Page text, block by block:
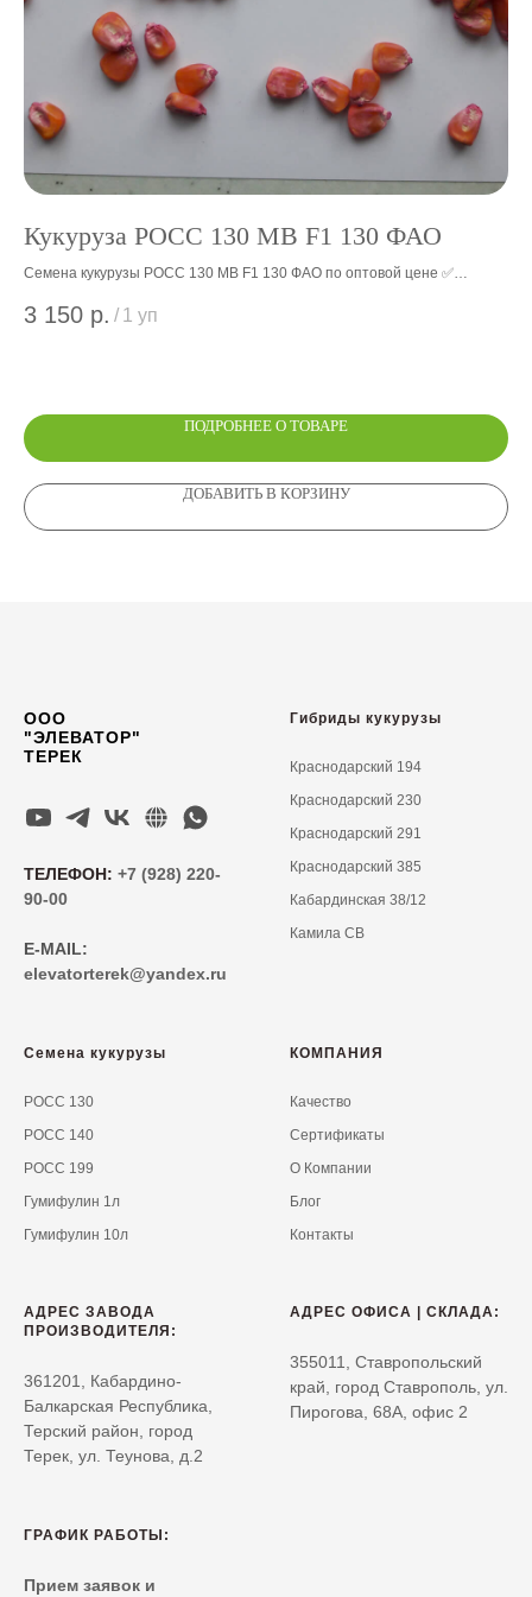
Кукуруза РОСС 130 МВ F1 130 ФАО
Семена кукурузы РОСС 130 МВ F1 130 ФАО по оптовой цене ✅
Элеватор Терек КБР ✅ Доставка по РФ СНГ
3 150 р. / 1 уп
ПОДРОБНЕЕ О ТОВАРЕ
ДОБАВИТЬ В КОРЗИНУ
ООО
"ЭЛЕВАТОР"
ТЕРЕК
ТЕЛЕФОН: +7 (928) 220-
90-00
E-MAIL:
elevatorterek@yandex.ru
Гибриды кукурузы
Краснодарский 194
Краснодарский 230
Краснодарский 291
Краснодарский 385
Кабардинская 38/12
Камила СВ
Семена кукурузы
РОСС 130
РОСС 140
РОСС 199
Гумифулин 1л
Гумифулин 10л
КОМПАНИЯ
Качество
Сертификаты
О Компании
Блог
Контакты
АДРЕС ЗАВОДА
ПРОИЗВОДИТЕЛЯ:
361201, Кабардино-
Балкарская Республика,
Терский район, город
Терек, ул. Теунова, д.2
АДРЕС ОФИСА | СКЛАДА:
355011, Ставропольский
край, город Ставрополь, ул.
Пирогова, 68А, офис 2
ГРАФИК РАБОТЫ:
Прием заявок и